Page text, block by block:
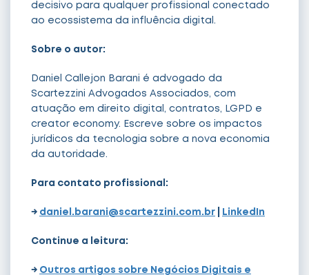
decisivo para qualquer profissional conectado
ao ecossistema da influência digital.
Sobre o autor:
Daniel Callejon Barani é advogado da
Scartezzini Advogados Associados, com
atuação em direito digital, contratos, LGPD e
creator economy. Escreve sobre os impactos
jurídicos da tecnologia sobre a nova economia
da autoridade.
Para contato profissional:
→ daniel.barani@scartezzini.com.br LinkedIn
Continue a leitura:
→ Outros artigos sobre Negócios Digitais e